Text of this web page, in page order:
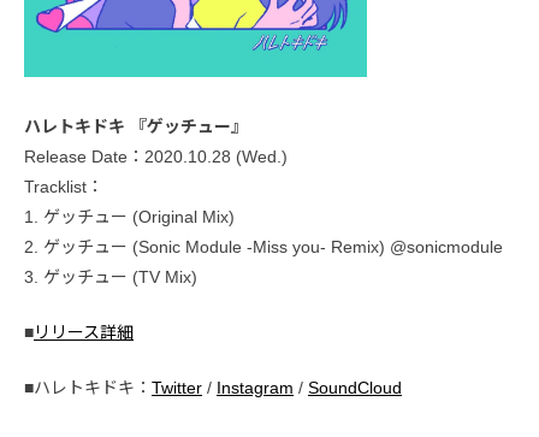
ハレトキドキ 『ゲッチュー』
Release Date：2020.10.28 (Wed.)
Tracklist：
1. ゲッチュー (Original Mix)
2. ゲッチュー (Sonic Module -Miss you- Remix) @sonicmodule
3. ゲッチュー (TV Mix)
■リリース詳細
■ハレトキドキ： Twitter / Instagram / SoundCloud